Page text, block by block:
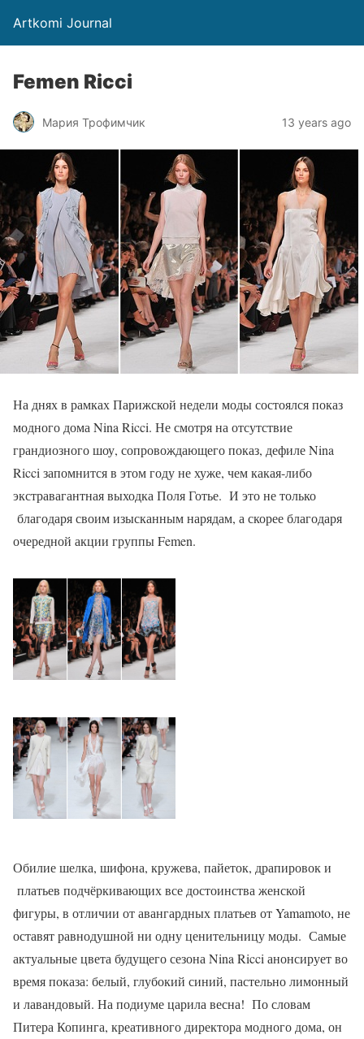
Artkomi Journal
Femen Ricci
Мария Трофимчик 13 years ago
На днях в рамках Парижской недели моды состоялся показ
модного дома Nina Ricci. Не смотря на отсутствие
грандиозного шоу, сопровождающего показ, дефиле Nina
Ricci запомнится в этом году не хуже, чем какая-либо
экстравагантная выходка Поля Готье. И это не только
благодаря своим изысканным нарядам, а скорее благодаря
очередной акции группы Femen.
Обилие шелка, шифона, кружева, пайеток, драпировок и
платьев подчёркивающих все достоинства женской
фигуры, в отличии от авангардных платьев от Yamamoto, не
оставят равнодушной ни одну ценительницу моды. Самые
актуальные цвета будущего сезона Nina Ricci анонсирует во
время показа: белый, глубокий синий, пастельно лимонный
и лавандовый. На подиуме царила весна! По словам
Питера Копинга, креативного директора модного дома, он